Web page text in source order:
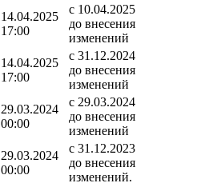
14.04.2025
17:00
c 10.04.2025
до внесения
изменений
14.04.2025
17:00
c 31.12.2024
до внесения
изменений
29.03.2024
00:00
c 29.03.2024
до внесения
изменений
29.03.2024
00:00
c 31.12.2023
до внесения
изменений.